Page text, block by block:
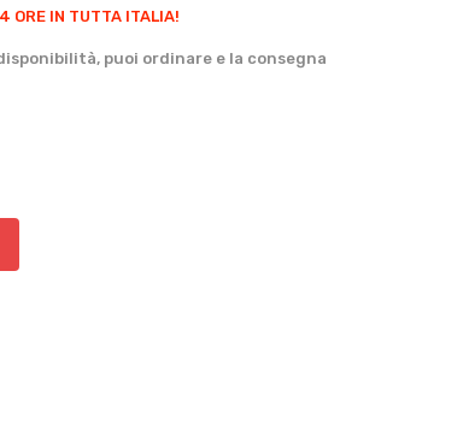
ORE IN TUTTA ITALIA!
puoi ordinare e la consegna